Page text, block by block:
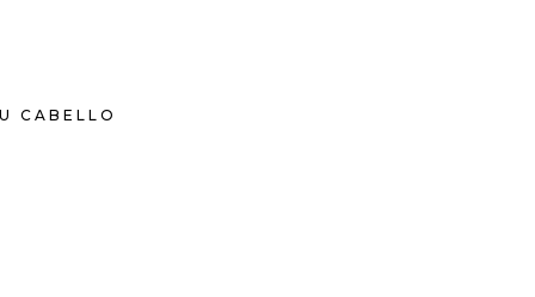
CABELLO